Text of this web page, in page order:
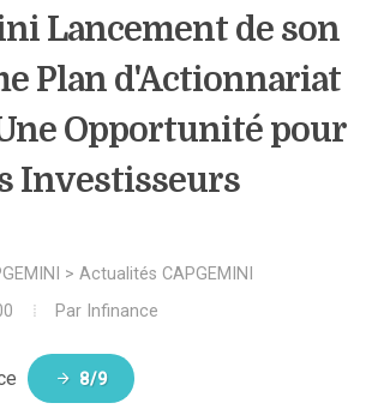
Lancement de son
Plan d'Actionnariat
Opportunité pour
Investisseurs
> Actualités CAPGEMINI
Par Infinance
8/9